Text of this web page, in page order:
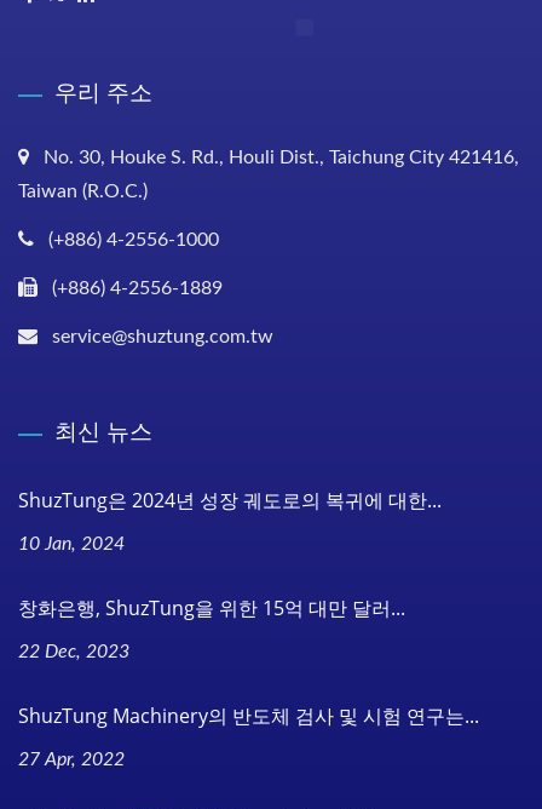
우리 주소
No. 30, Houke S. Rd., Houli Dist., Taichung City 421416,
Taiwan (R.O.C.)
(+886) 4-2556-1000
(+886) 4-2556-1889
service@shuztung.com.tw
최신 뉴스
ShuzTung은 2024년 성장 궤도로의 복귀에 대한...
10 Jan, 2024
창화은행, ShuzTung을 위한 15억 대만 달러...
22 Dec, 2023
ShuzTung Machinery의 반도체 검사 및 시험 연구는...
27 Apr, 2022